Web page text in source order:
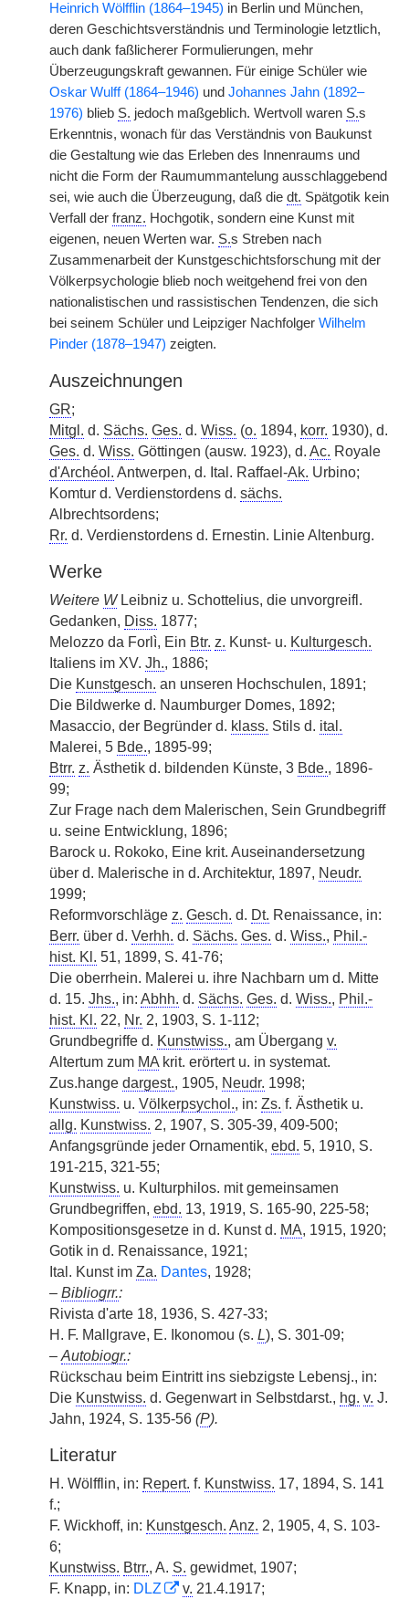
Heinrich Wölfflin (1864–1945) in Berlin und München,
deren Geschichtsverständnis und Terminologie letztlich,
auch dank faßlicherer Formulierungen, mehr
Überzeugungskraft gewannen. Für einige Schüler wie
Oskar Wulff (1864–1946) und Johannes Jahn (1892–
1976) blieb S. jedoch maßgeblich. Wertvoll waren S.s
Erkenntnis, wonach für das Verständnis von Baukunst
die Gestaltung wie das Erleben des Innenraums und
nicht die Form der Raumummantelung ausschlaggebend
sei, wie auch die Überzeugung, daß die dt. Spätgotik kein
Verfall der franz. Hochgotik, sondern eine Kunst mit
eigenen, neuen Werten war. S.s Streben nach
Zusammenarbeit der Kunstgeschichtsforschung mit der
Völkerpsychologie blieb noch weitgehend frei von den
nationalistischen und rassistischen Tendenzen, die sich
bei seinem Schüler und Leipziger Nachfolger Wilhelm
Pinder (1878–1947) zeigten.
Auszeichnungen
GR;
Mitgl. d. Sächs. Ges. d. Wiss. (o. 1894, korr. 1930), d.
Ges. d. Wiss. Göttingen (ausw. 1923), d. Ac. Royale
d'Archéol. Antwerpen, d. Ital. Raffael-Ak. Urbino;
Komtur d. Verdienstordens d. sächs.
Albrechtsordens;
Rr. d. Verdienstordens d. Ernestin. Linie Altenburg.
Werke
Weitere WLeibniz u. Schottelius, die unvorgreifl.
Gedanken, Diss. 1877;
Melozzo da Forlì, Ein Btr. z. Kunst- u. Kulturgesch.
Italiens im XV. Jh., 1886;
Die Kunstgesch. an unseren Hochschulen, 1891;
Die Bildwerke d. Naumburger Domes, 1892;
Masaccio, der Begründer d. klass. Stils d. ital.
Malerei, 5 Bde., 1895-99;
Btrr. z. Ästhetik d. bildenden Künste, 3 Bde., 1896-
99;
Zur Frage nach dem Malerischen, Sein Grundbegriff
u. seine Entwicklung, 1896;
Barock u. Rokoko, Eine krit. Auseinandersetzung
über d. Malerische in d. Architektur, 1897, Neudr.
1999;
Reformvorschläge z. Gesch. d. Dt. Renaissance, in:
Berr. über d. Verhh. d. Sächs. Ges. d. Wiss., Phil.-
hist. Kl. 51, 1899, S. 41-76;
Die oberrhein. Malerei u. ihre Nachbarn um d. Mitte
d. 15. Jhs., in: Abhh. d. Sächs. Ges. d. Wiss., Phil.-
hist. Kl. 22, Nr. 2, 1903, S. 1-112;
Grundbegriffe d. Kunstwiss., am Übergang v.
Altertum zum MA krit. erörtert u. in systemat.
Zus.hange dargest., 1905, Neudr. 1998;
Kunstwiss. u. Völkerpsychol., in: Zs. f. Ästhetik u.
allg. Kunstwiss. 2, 1907, S. 305-39, 409-500;
Anfangsgründe jeder Ornamentik, ebd. 5, 1910, S.
191-215, 321-55;
Kunstwiss. u. Kulturphilos. mit gemeinsamen
Grundbegriffen, ebd. 13, 1919, S. 165-90, 225-58;
Kompositionsgesetze in d. Kunst d. MA, 1915, 1920;
Gotik in d. Renaissance, 1921;
Ital. Kunst im Za. Dantes, 1928;
– Bibliogrr.:
Rivista d'arte 18, 1936, S. 427-33;
H. F. Mallgrave, E. Ikonomou (s. L), S. 301-09;
– Autobiogr.:
Rückschau beim Eintritt ins siebzigste Lebensj., in:
Die Kunstwiss. d. Gegenwart in Selbstdarst., hg. v. J.
Jahn, 1924, S. 135-56 (P).
Literatur
H. Wölfflin, in: Repert. f. Kunstwiss. 17, 1894, S. 141
f.;
F. Wickhoff, in: Kunstgesch. Anz. 2, 1905, 4, S. 103-
6;
Kunstwiss. Btrr., A. S. gewidmet, 1907;
F. Knapp, in: DLZ v. 21.4.1917;